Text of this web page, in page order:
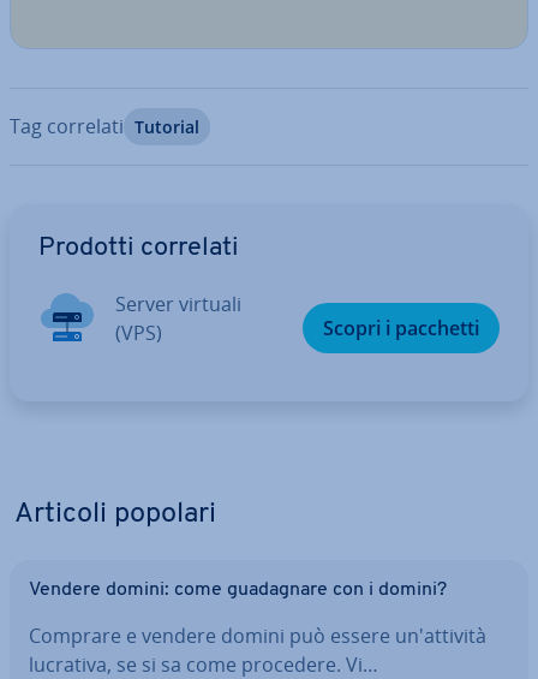
Tag correlati Tutorial
Prodotti correlati
Server virtuali
(VPS)
Scopri i pacchetti
Articoli popolari
Vendere domini: come gua­da­gna­re con i domini?
Comprare e vendere domini può essere un'at­ti­vi­tà
lucrativa, se si sa come procedere. Vi…